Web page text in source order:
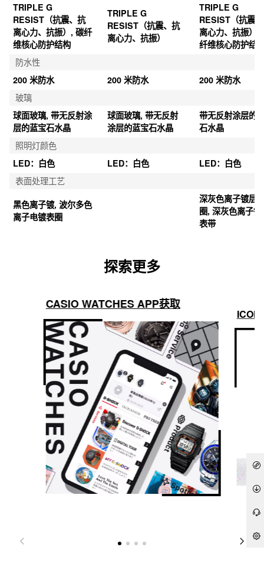
TRIPLE G
RESIST（抗震、抗
离心力、抗振）, 碳纤
维核心防护结构
TRIPLE G
RESIST（抗震、抗
离心力、抗振）
TRIPLE G
RESIST（抗震
离心力、抗振）,
纤维核心防护结
防水性
200 米防水
200 米防水
200 米防水
玻璃
球面玻璃, 带无反射涂
层的蓝宝石水晶
球面玻璃, 带无反射
涂层的蓝宝石水晶
带无反射涂层的
石水晶
照明灯颜色
LED：白色
LED：白色
LED：白色
表面处理工艺
黑色离子镀, 波尔多色
离子电镀表圈
深灰色离子镀层
圈, 深灰色离子镀
表带
探索更多
CASIO WATCHES APP获取